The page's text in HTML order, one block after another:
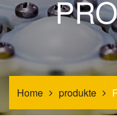
Home produkte